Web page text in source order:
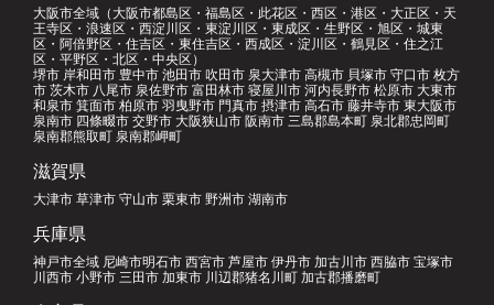
大阪市全域（大阪市都島区・福島区・此花区・西区・港区・大正区・天
王寺区・浪速区・西淀川区・東淀川区・東成区・生野区・旭区・城東
区・阿倍野区・住吉区・東住吉区・西成区・淀川区・鶴見区・住之江
区・平野区・北区・中央区）
堺市 岸和田市 豊中市 池田市 吹田市 泉大津市 高槻市 貝塚市 守口市 枚方
市 茨木市 八尾市 泉佐野市 富田林市 寝屋川市 河内長野市 松原市 大東市
和泉市 箕面市 柏原市 羽曳野市 門真市 摂津市 高石市 藤井寺市 東大阪市
泉南市 四條畷市 交野市 大阪狭山市 阪南市 三島郡島本町 泉北郡忠岡町
泉南郡熊取町 泉南郡岬町
滋賀県
大津市 草津市 守山市 栗東市 野洲市 湖南市
兵庫県
神戸市全域 尼崎市明石市 西宮市 芦屋市 伊丹市 加古川市 西脇市 宝塚市
川西市 小野市 三田市 加東市 川辺郡猪名川町 加古郡播磨町